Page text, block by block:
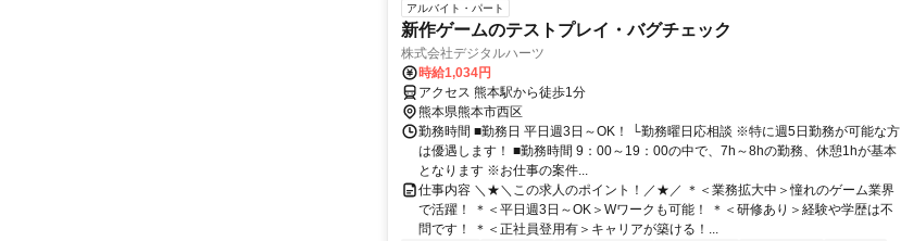
アルバイト・パート
新作ゲームのテストプレイ・バグチェック
株式会社デジタルハーツ
時給1,034円
アクセス 熊本駅から徒歩1分
熊本県熊本市西区
勤務時間 ■勤務日 平日週3日～OK！ └勤務曜日応相談 ※特に週5日勤務が可能な方
は優遇します！ ■勤務時間 9：00～19：00の中で、7h～8hの勤務、休憩1hが基本
となります ※お仕事の案件...
仕事内容 ＼★＼この求人のポイント！／★／ ＊＜業務拡大中＞憧れのゲーム業界
で活躍！ ＊＜平日週3日～OK＞Wワークも可能！ ＊＜研修あり＞経験や学歴は不
問です！ ＊＜正社員登用有＞キャリアが築ける！...